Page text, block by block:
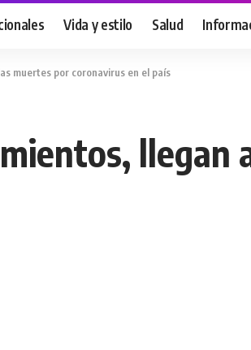
Vida y estilo Salud
muertes por coronavirus en el país
llegan